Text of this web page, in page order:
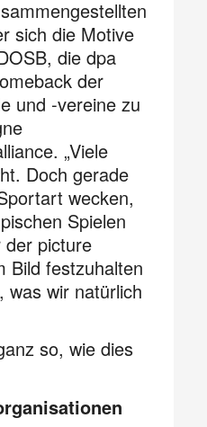
sich die Motive
die dpa
der
und -vereine zu
„Viele
Doch gerade
wecken,
Spielen
der picture
Bild festzuhalten
was wir natürlich
so, wie dies